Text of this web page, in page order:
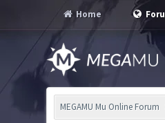
Home
MEGAMU Mu Online Forum